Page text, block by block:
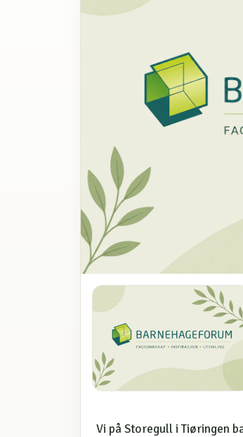
Vi på Storegull i Tiøringen